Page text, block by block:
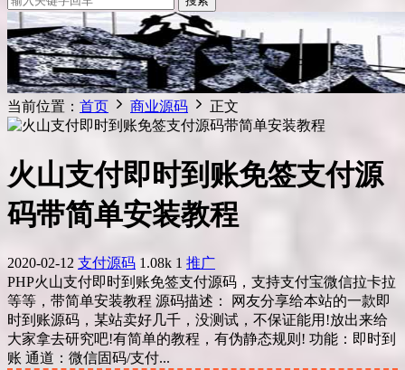
当前位置： 首页 商业源码 正文
火山支付即时到账免签支付源
码带简单安装教程
2020-02-12 支付源码 1.08k 1 推广
PHP火山支付即时到账免签支付源码，支持支付宝微信拉卡拉
等等，带简单安装教程 源码描述： 网友分享给本站的一款即
时到账源码，某站卖好几千，没测试，不保证能用!放出来给
大家拿去研究吧!有简单的教程，有伪静态规则! 功能：即时到
账 通道：微信固码/支付...